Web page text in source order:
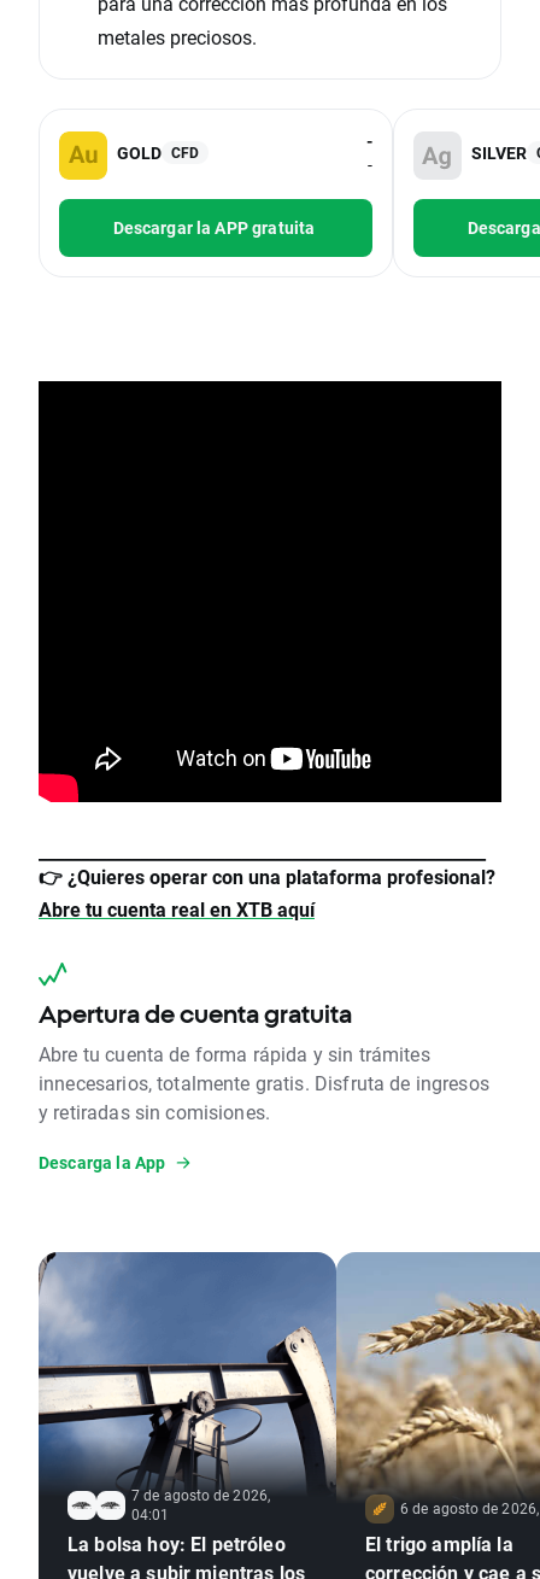
metales preciosos.
GOLD CFD
-
-
Descargar la APP gratuita
SILVER
👉 ¿Quieres operar con una plataforma profesional?
Abre tu cuenta real en XTB aquí
Apertura de cuenta gratuita
Abre tu cuenta de forma rápida y sin trámites
innecesarios, totalmente gratis. Disfruta de ingresos
y retiradas sin comisiones.
Descarga la App
7 de agosto de 2026,
04:01
La bolsa hoy: El petróleo
vuelve a subir mientras los
6 de agosto de
El trigo amplía la
corrección y cae a